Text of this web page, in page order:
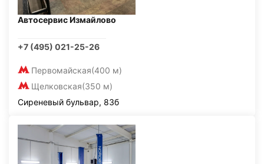
Автосервис Измайлово
+7 (495) 021-25-26
Первомайская(400 м)
Щелковская(350 м)
Сиреневый бульвар, 83б